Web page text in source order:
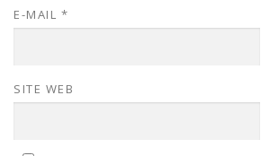
E-MAIL *
SITE WEB